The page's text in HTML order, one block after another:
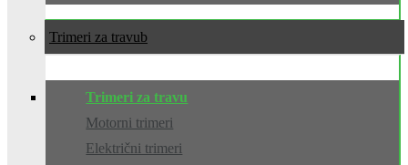
Trimeri za travu
Trimeri za travu
Motorni trimeri
Električni trimeri